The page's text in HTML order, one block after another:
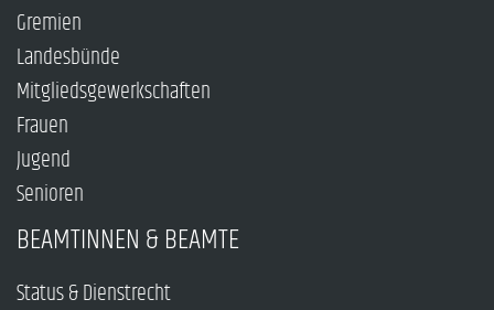
Gremien
Landesbünde
Mitgliedsgewerkschaften
Frauen
Jugend
Senioren
BEAMTINNEN & BEAMTE
Status & Dienstrecht